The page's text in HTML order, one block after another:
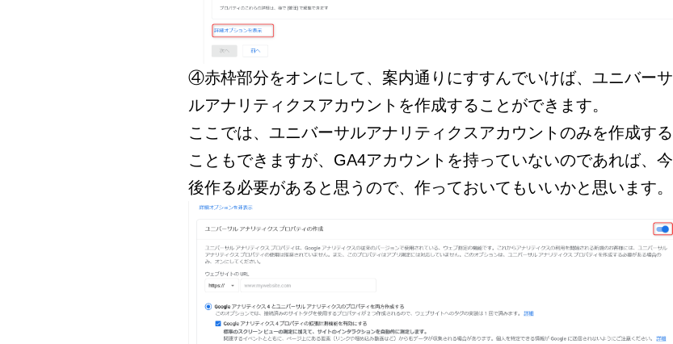
④赤枠部分をオンにして、案内通りにすすんでいけば、ユニバーサ
ルアナリティクスアカウントを作成することができます。
ここでは、ユニバーサルアナリティクスアカウントのみを作成する
こともできますが、GA4アカウントを持っていないのであれば、今
後作る必要があると思うので、作っておいてもいいかと思います。